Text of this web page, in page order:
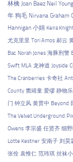
林檎 Joan Baez Neil Young
年 狗毛 Nirvana Graham
Hannigan 小娟 Keira
尤克里里 Tori Amos 郝云
Bac Norah Jones 海豚刑警
Swift MLA 龙神道 Joyside
The Cranberries 卡奇社
County 窦靖童 爱缪 静物
门 钟立风 黄贯中 Beyond
The Velvet Underground
Owens 李宗盛 任贤齐 细
Lotte Kestner 安南子 刘昊
张佺 袁惟仁 范玮琪 丝袜